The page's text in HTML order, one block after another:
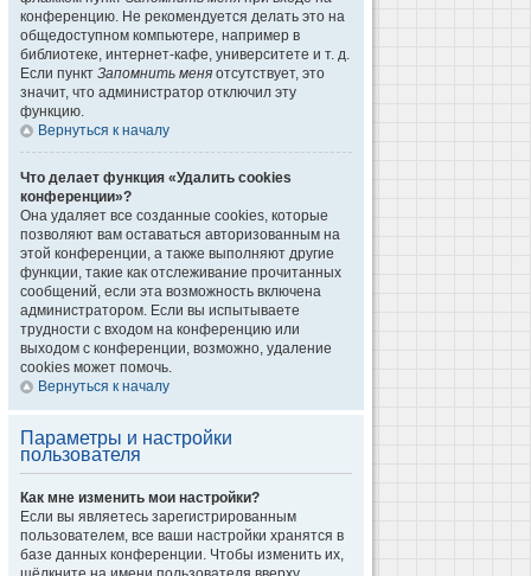
конференцию. Не рекомендуется делать это на
общедоступном компьютере, например в
библиотеке, интернет-кафе, университете и т. д.
Если пункт Запомнить меня отсутствует, это
значит, что администратор отключил эту
функцию.
Вернуться к началу
Что делает функция «Удалить cookies
конференции»?
Она удаляет все созданные cookies, которые
позволяют вам оставаться авторизованным на
этой конференции, а также выполняют другие
функции, такие как отслеживание прочитанных
сообщений, если эта возможность включена
администратором. Если вы испытываете
трудности с входом на конференцию или
выходом с конференции, возможно, удаление
cookies может помочь.
Вернуться к началу
Параметры и настройки
пользователя
Как мне изменить мои настройки?
Если вы являетесь зарегистрированным
пользователем, все ваши настройки хранятся в
базе данных конференции. Чтобы изменить их,